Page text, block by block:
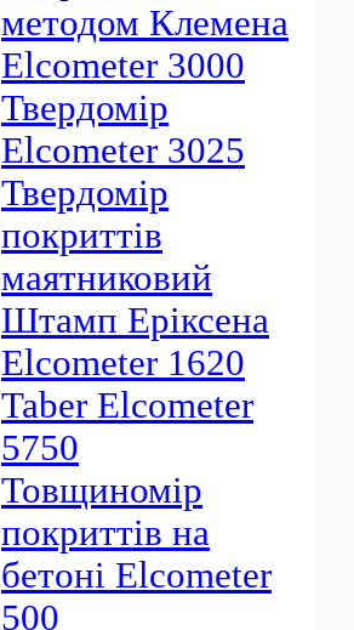
методом Клемена
Elcometer 3000
Твердомір
Elcometer 3025
Твердомір
покриттів
маятниковий
Штамп Еріксена
Elcometer 1620
Taber Elcometer
5750
Товщиномір
покриттів на
бетоні Elcometer
500